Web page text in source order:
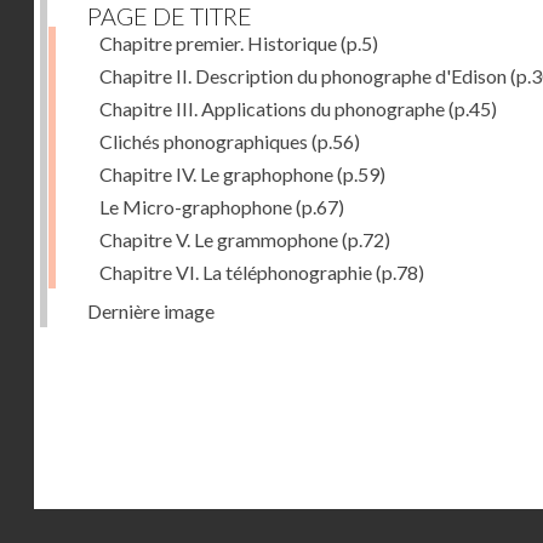
PAGE DE TITRE
Chapitre premier. Historique(p.5)
Chapitre II. Description du phonographe d'Edison
Chapitre III. Applications du phonographe(p.45)
Clichés phonographiques (p.56)
Chapitre IV. Le graphophone(p.59)
Le Micro-graphophone(p.67)
Chapitre V. Le grammophone(p.72)
Chapitre VI. La téléphonographie(p.78)
Dernière image